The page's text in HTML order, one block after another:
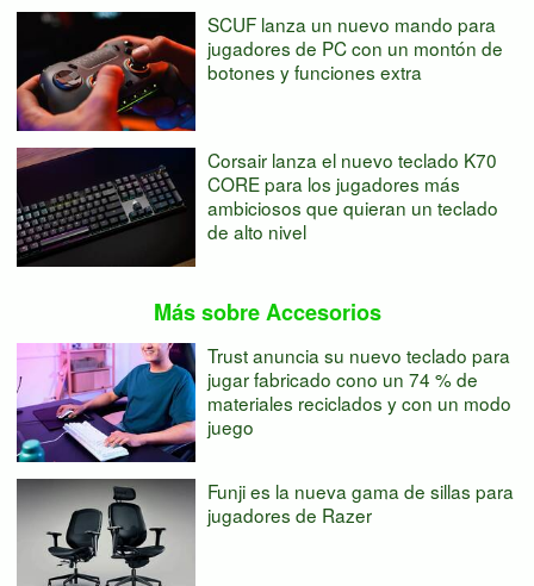
SCUF lanza un nuevo mando para
jugadores de PC con un montón de
botones y funciones extra
Corsair lanza el nuevo teclado K70
CORE para los jugadores más
ambiciosos que quieran un teclado
de alto nivel
Más sobre Accesorios
Trust anuncia su nuevo teclado para
jugar fabricado cono un 74 % de
materiales reciclados y con un modo
juego
Funji es la nueva gama de sillas para
jugadores de Razer